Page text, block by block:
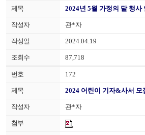
2024년 5월 가정의 달 행사
관*자
2024.04.19
87,718
172
2024 어린이 기자&사서 모
관*자